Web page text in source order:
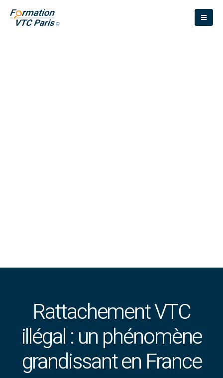
Rattachement VTC
illégal : un phénomène
grandissant en France